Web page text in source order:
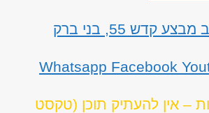
קדש 55, בני ברק
Whatsapp Facebook
– אין להעתיק תוכן (טקסט